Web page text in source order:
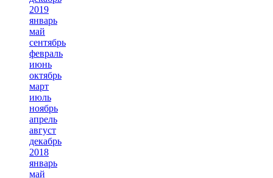
2019
январь
май
сентябрь
февраль
июнь
октябрь
март
июль
ноябрь
апрель
август
декабрь
2018
январь
май